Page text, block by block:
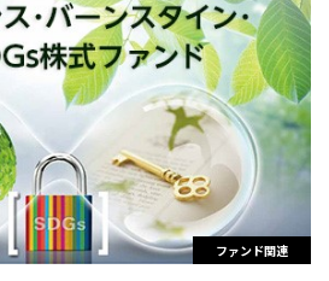
ファンド関連